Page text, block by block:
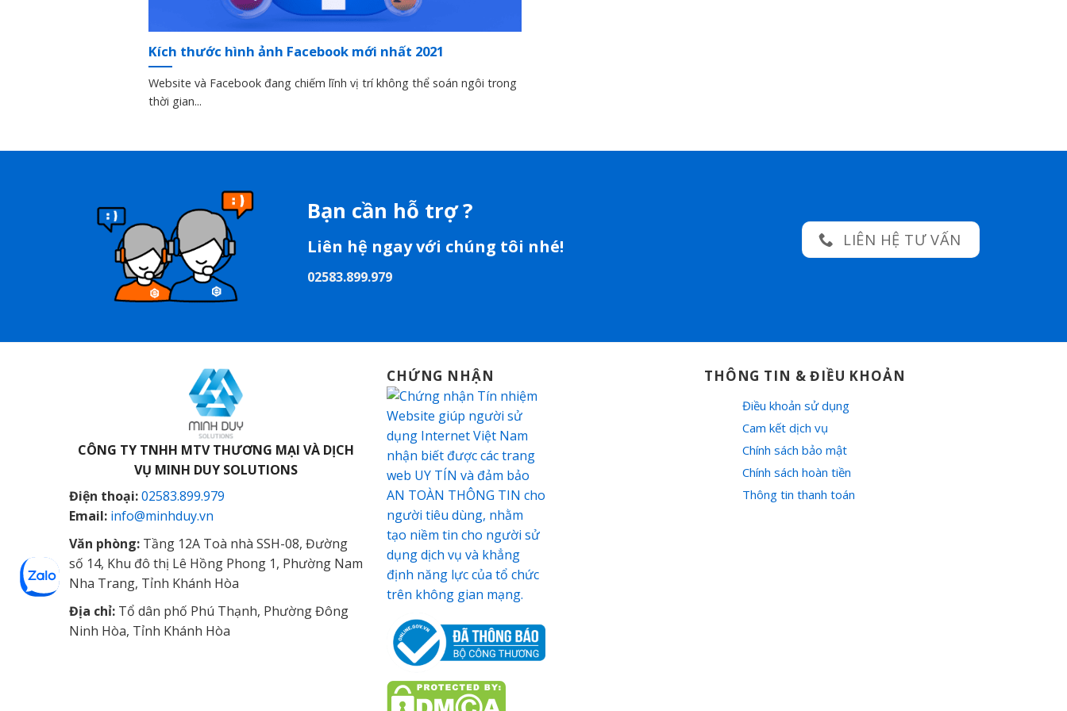
Kích thước hình ảnh Facebook mới nhất 2021
Website và Facebook đang chiếm lĩnh vị trí không thể soán ngôi trong
thời gian...
Bạn cần hỗ trợ ?
Liên hệ ngay với chúng tôi nhé!
02583.899.979
LIÊN HỆ TƯ VẤN
CÔNG TY TNHH MTV THƯƠNG MẠI VÀ DỊCH
VỤ MINH DUY SOLUTIONS
Điện thoại:02583.899.979
Email: info@minhduy.vn
Văn phòng: Tầng 12A Toà nhà SSH-08, Đường
số 14, Khu đô thị Lê Hồng Phong 1, Phường Nam
Nha Trang, Tỉnh Khánh Hòa
Địa chỉ: Tổ dân phố Phú Thạnh, Phường Đông
Ninh Hòa, Tỉnh Khánh Hòa
CHỨNG NHẬN THÔNG TIN & ĐIỀU KHOẢN
Điều khoản sử dụng
Cam kết dịch vụ
Chính sách bảo mật
Chính sách hoàn tiền
Thông tin thanh toán